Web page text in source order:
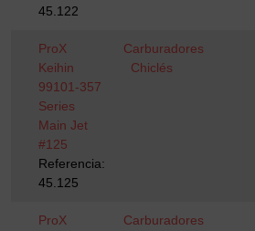
45.122
ProX
Keihin
99101-357
Series
Main Jet
#125
Referencia:
45.125
Carburadores
Chiclés
ProX
Carburadores